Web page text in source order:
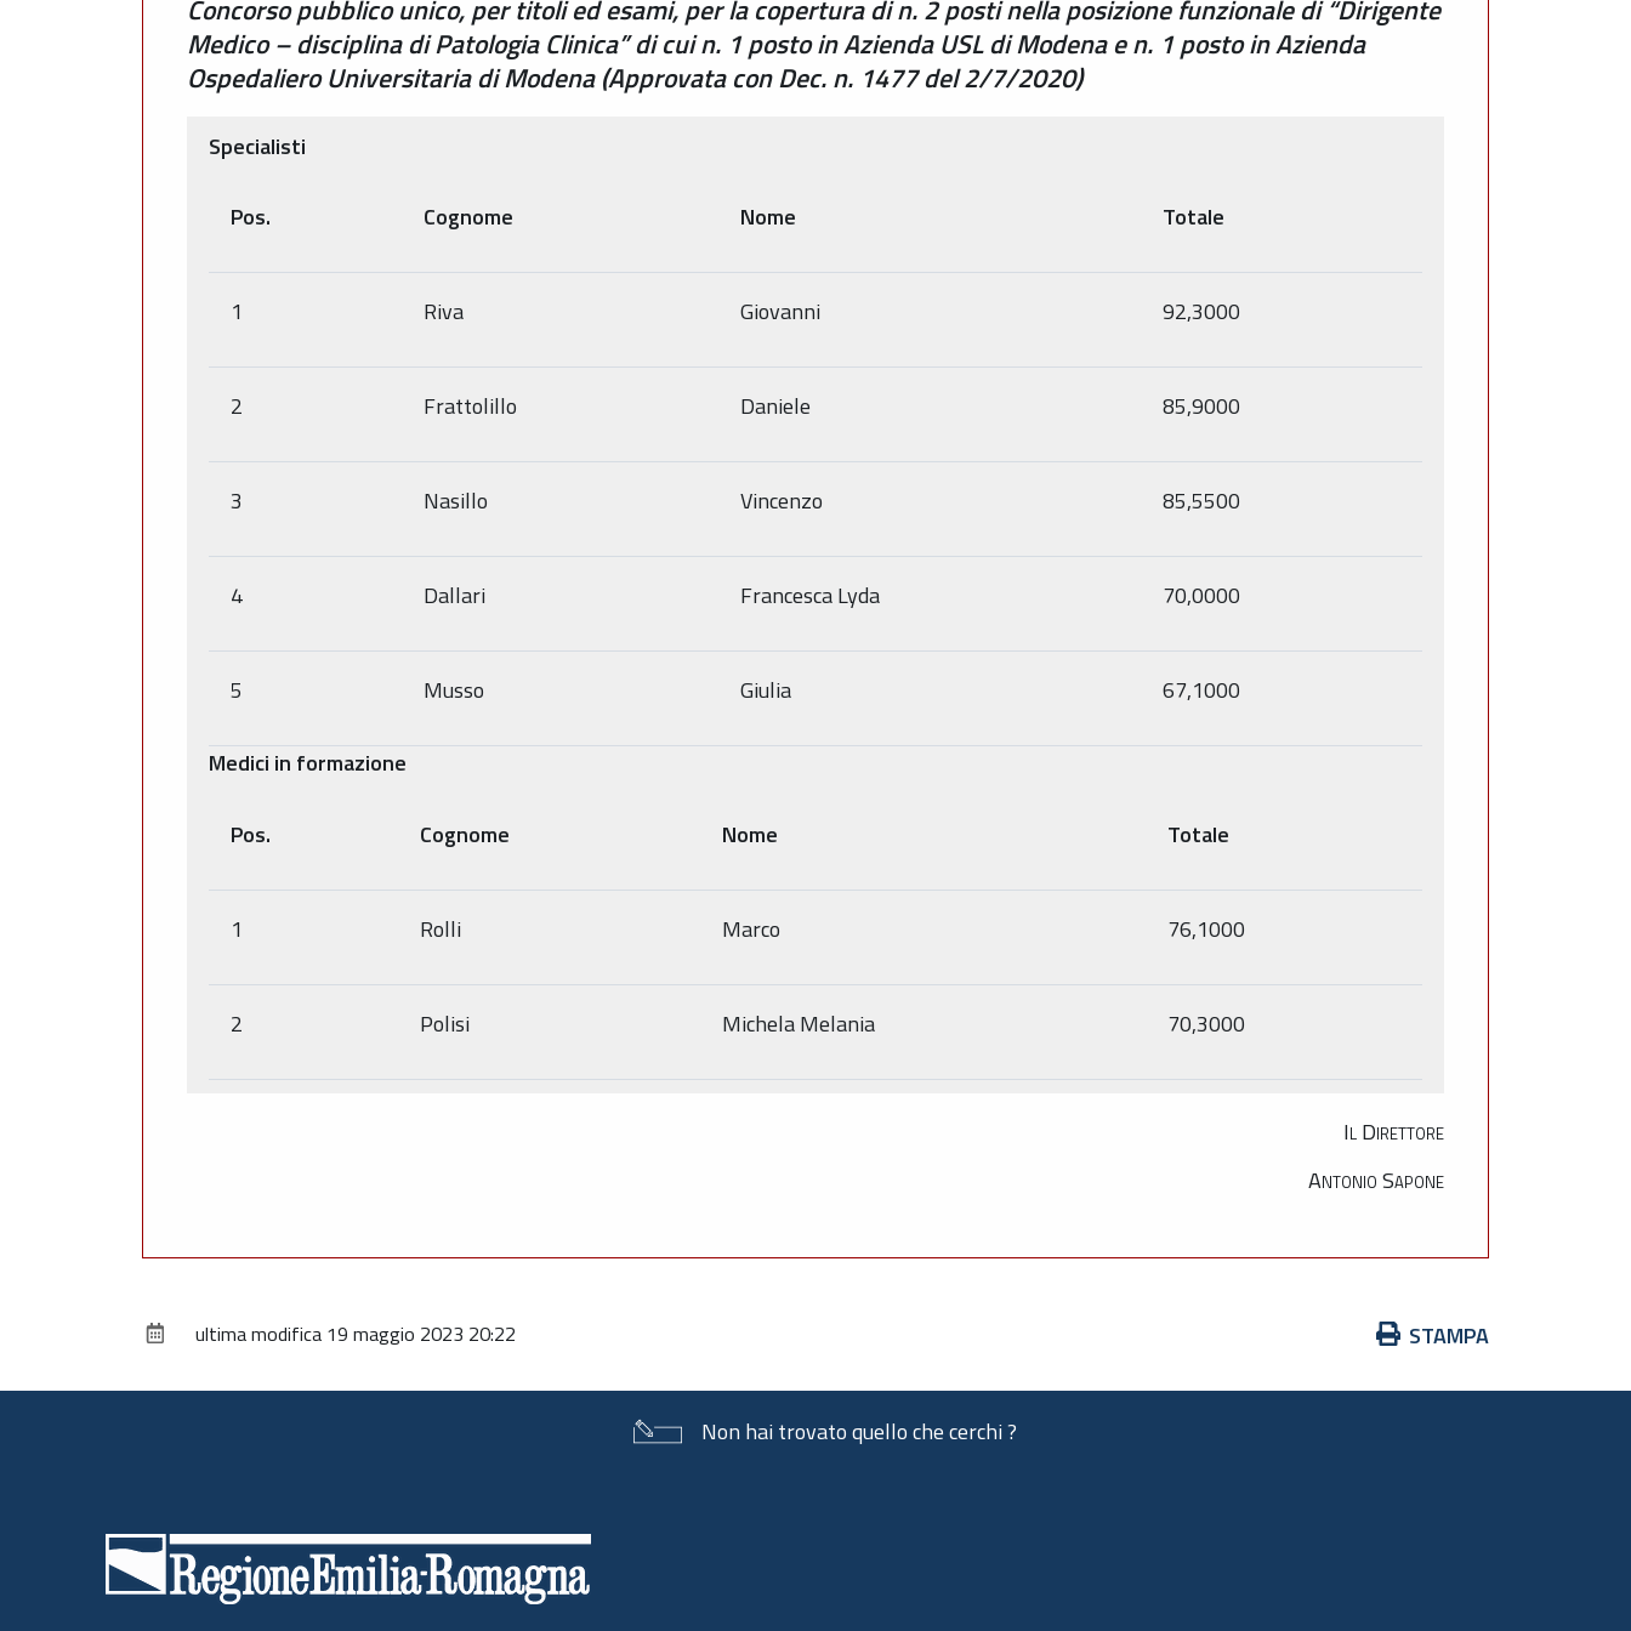
Concorso pubblico unico, per titoli ed esami, per la copertura di n. 2 posti nella posizione funzionale di “Dirigente
Medico – disciplina di Patologia Clinica” di cui n. 1 posto in Azienda USL di Modena e n. 1 posto in Azienda
Ospedaliero Universitaria di Modena (Approvata con Dec. n. 1477 del 2/7/2020)
Specialisti
Pos. Cognome Nome Totale
1 Riva Giovanni 92,3000
2 Frattolillo Daniele 85,9000
3 Nasillo Vincenzo 85,5500
4 Dallari Francesca Lyda 70,0000
5 Musso Giulia 67,1000
Medici in formazione
Pos. Cognome Nome Totale
1 Rolli Marco 76,1000
2 Polisi Michela Melania 70,3000
Il Direttore
Antonio Sapone
Azioni
documento
STAMPA
ultima modifica 19 maggio 2023 20:22
Non hai trovato quello che cerchi ?